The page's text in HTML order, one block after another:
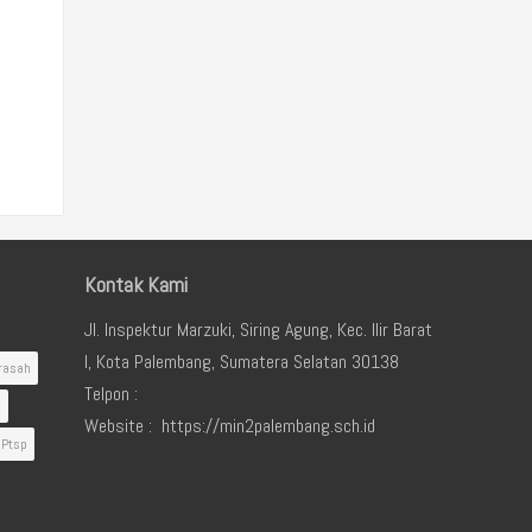
Ptsp
Kontak Kami
Jl. Inspektur Marzuki, Siring Agung, Kec. Ilir Barat
I, Kota Palembang, Sumatera Selatan 30138
Telpon :
Website : https://min2palembang.sch.id